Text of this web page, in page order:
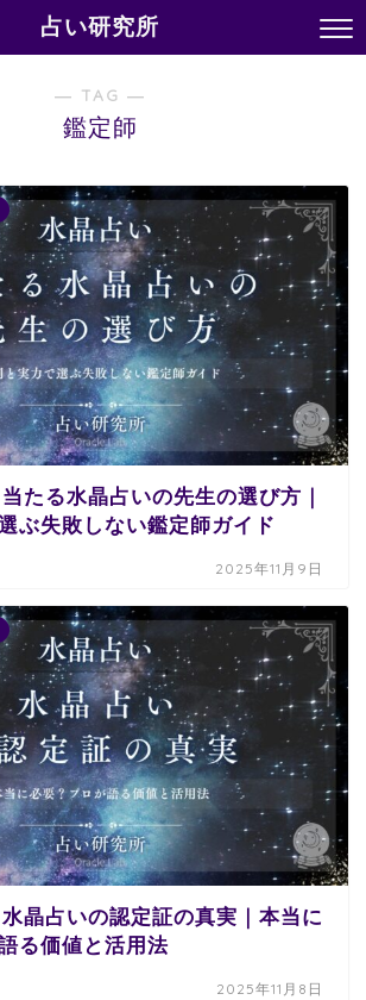
占い研究所
― TAG ―
鑑定師
当たる水晶占いの先生の選び方｜
ぶ失敗しない鑑定師ガイド
2025年11月9日
水晶占いの認定証の真実｜本当に
る価値と活用法
2025年11月8日